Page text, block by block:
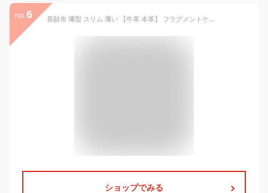
no. 6 長財布 薄型 スリム 薄い 【牛革 本革】 フラグメントケース おしゃれ かわいい レディース メンズ シンプル 小銭入れ カード入れ 可愛い おしゃれ 定期入れ 大容量 お札が折れない 2部屋 財布 (USU-01)
ショップでみる